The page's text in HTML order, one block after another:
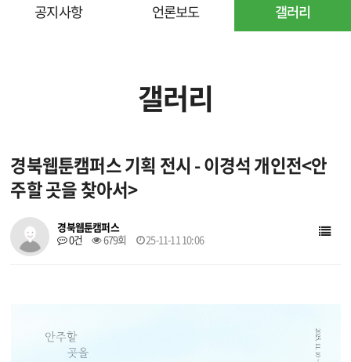
창작지원작품
웹툰배경에셋
브랜드웹툰
공지사항 언론보도 갤러리
갤러리
경북웹툰캠퍼스 기획 전시 - 이경석 개인전<안
주할 곳을 찾아서>
경북웹툰캠퍼스
0건
679회 25-11-11 10:06